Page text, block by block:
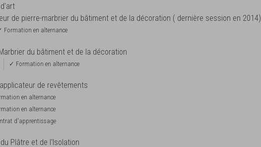
de pierre-marbrier du bâtiment et de la décoration ( dernière session en 2014)
Formation en alternance
du bâtiment et de la décoration
✓ Formation en alternance
de revêtements
en alternance
en alternance
d'apprentissage
Plâtre et de l'Isolation